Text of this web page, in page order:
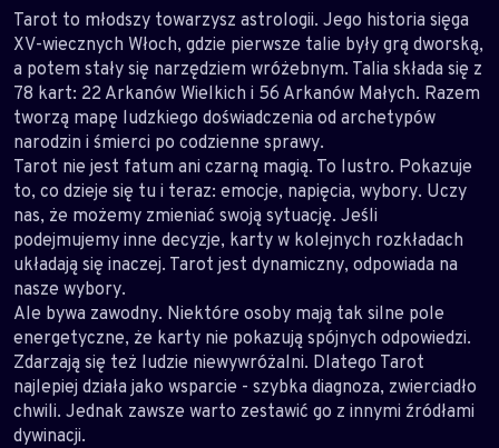
Tarot to młodszy towarzysz astrologii. Jego historia sięga
XV-wiecznych Włoch, gdzie pierwsze talie były grą dworską,
a potem stały się narzędziem wróżebnym. Talia składa się z
78 kart: 22 Arkanów Wielkich i 56 Arkanów Małych. Razem
tworzą mapę ludzkiego doświadczenia od archetypów
narodzin i śmierci po codzienne sprawy.
Tarot nie jest fatum ani czarną magią. To lustro. Pokazuje
to, co dzieje się tu i teraz: emocje, napięcia, wybory. Uczy
nas, że możemy zmieniać swoją sytuację. Jeśli
podejmujemy inne decyzje, karty w kolejnych rozkładach
układają się inaczej. Tarot jest dynamiczny, odpowiada na
nasze wybory.
Ale bywa zawodny. Niektóre osoby mają tak silne pole
energetyczne, że karty nie pokazują spójnych odpowiedzi.
Zdarzają się też ludzie niewywróżalni. Dlatego Tarot
najlepiej działa jako wsparcie - szybka diagnoza, zwierciadło
chwili. Jednak zawsze warto zestawić go z innymi źródłami
dywinacji.